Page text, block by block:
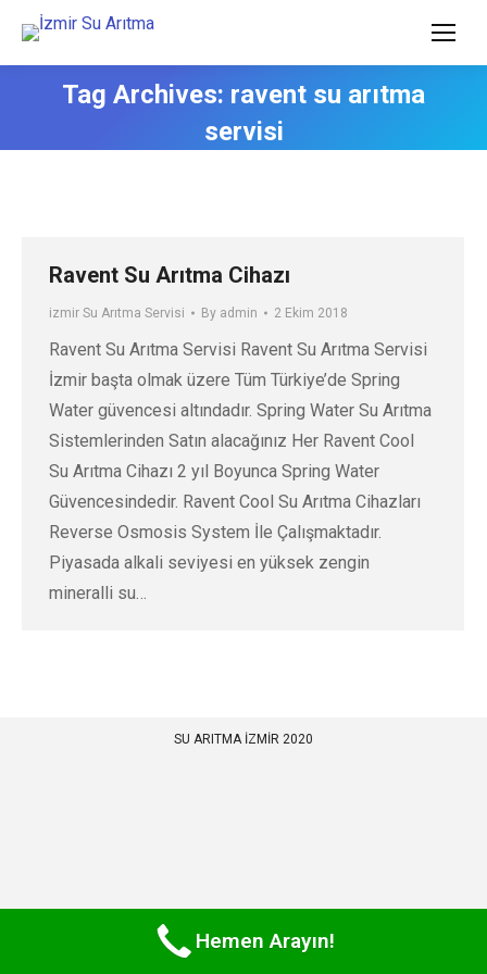
Tag Archives: ravent su arıtma
servisi
Ravent Su Arıtma Cihazı
izmir Su Arıtma Servisi By admin 2 Ekim 2018
Ravent Su Arıtma Servisi Ravent Su Arıtma Servisi
İzmir başta olmak üzere Tüm Türkiye’de Spring
Water güvencesi altındadır. Spring Water Su Arıtma
Sistemlerinden Satın alacağınız Her Ravent Cool
Su Arıtma Cihazı 2 yıl Boyunca Spring Water
Güvencesindedir. Ravent Cool Su Arıtma Cihazları
Reverse Osmosis System İle Çalışmaktadır.
Piyasada alkali seviyesi en yüksek zengin
mineralli su…
SU ARITMA İZMİR 2020
Hemen Arayın!